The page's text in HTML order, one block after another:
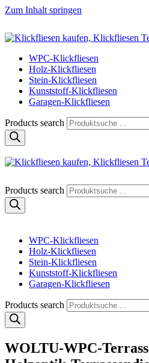
Zum Inhalt springen
Klickfliese | klick-klick-fertig
Klickfliesen online kaufen
WPC-Klickfliesen
Holz-Klickfliesen
Stein-Klickfliesen
Kunststoff-Klickfliesen
Garagen-Klickfliesen
Products search
Klickfliese | klick-klick-fertig
Klickfliesen online kaufen
Products search
WPC-Klickfliesen
Holz-Klickfliesen
Stein-Klickfliesen
Kunststoff-Klickfliesen
Garagen-Klickfliesen
Products search
WOLTU-WPC-